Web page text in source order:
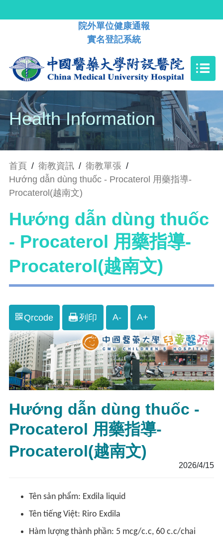
院外單位健康通報
實名登記系統
Health Information
首頁 / 衛教資訊 / 衛教單張 /
Hướng dẫn dùng thuốc - Procaterol 用藥指導-
Procaterol(越南文)
Hướng dẫn dùng thuốc
- Procaterol 用藥指導-
Procaterol(越南文)
Qrcode 列印 A- A+
Hướng dẫn dùng thuốc -
Procaterol 用藥指導-
Procaterol(越南文)
2026/4/15
Tên sản phẩm: Exdila liquid
Tên tiếng Việt: Riro Exdila
Hàm lượng thành phần: 5 mcg/c.c, 60 c.c/chai